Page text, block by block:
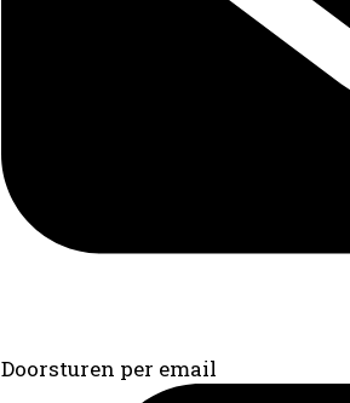
Doorsturen per email